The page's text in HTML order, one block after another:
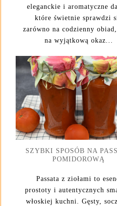
eleganckie i aromatyczne
które świetnie sprawdzi
zarówno na codzienny
na wyjątkową okaz...
SZYBKI SPOSÓB NA
POMIDOROWĄ
Passata z ziołami to
prostoty i autentycznych
włoskiej kuchni. Gęsty,